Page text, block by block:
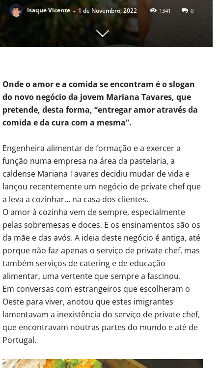
Isaque Vicente - 1 de Novembro, 2022 1341 0
Onde o amor e a comida se encontram é o slogan
do novo negócio da jovem Mariana Tavares, que
pretende, desta forma, “entregar amor através da
comida e da cura com a mesma”.
Engenheira alimentar de formação e a exercer a
função numa empresa na área da pastelaria, a
caldense Mariana Tavares decidiu mudar de vida e
lançou recentemente um negócio de private chef que
a leva a cozinhar… na casa dos clientes.
O amor à cozinha vem de sempre, especialmente
pelas sobremesas e doces. E os ensinamentos são os
da mãe e das avós. A ideia deste negócio é antiga, até
porque não faz apenas o serviço de private chef, mas
também serviços de catering e de educação
alimentar, uma vertente que sempre a fascinou.
Em conversas com estrangeiros que escolheram o
Oeste para viver, anotou que estes imigrantes
lamentavam a inexistência do serviço de private chef,
que encontravam noutras partes do mundo e até de
Portugal.